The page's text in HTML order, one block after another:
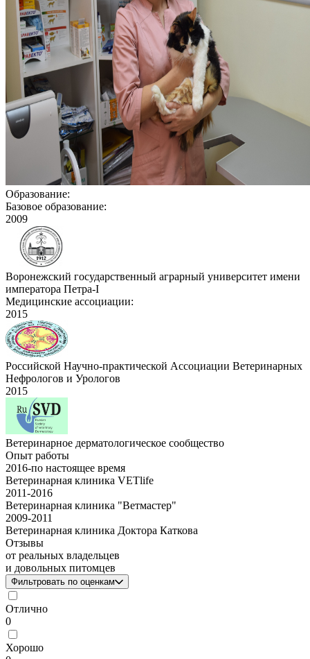
Образование:
Базовое образование:
2009
Воронежский государственный аграрный университет имени
императора Петра-I
Медицинские ассоциации:
2015
Российской Научно-практической Ассоциации Ветеринарных
Нефрологов и Урологов
2015
Ветеринарное дерматологическое сообщество
Опыт работы
2016-по настоящее время
Ветеринарная клиника VETlife
2011-2016
Ветеринарная клиника "Ветмастер"
2009-2011
Ветеринарная клиника Доктора Каткова
Отзывы
от реальных владельцев
и довольных питомцев
Фильтровать по оценкам
Отлично
0
Хорошо